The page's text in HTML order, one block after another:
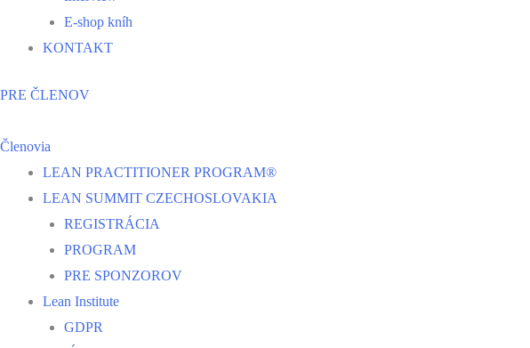
E-shop kníh
KONTAKT
PRE ČLENOV
Členovia
LEAN PRACTITIONER PROGRAM®
LEAN SUMMIT CZECHOSLOVAKIA
REGISTRÁCIA
PROGRAM
PRE SPONZOROV
Lean Institute
GDPR